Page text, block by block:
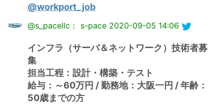
@workport_job
@s_pacellc： s-pace 2020-09-05 14:06
インフラ（サーバ＆ネットワーク）技術者募
集
担当工程：設計・構築・テスト
給与：～60万円 / 勤務地：大阪一円 / 年齢：
50歳までの方